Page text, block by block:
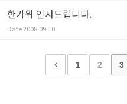
한가위 인사드립니다.
Date2008.09.10
1 2 3